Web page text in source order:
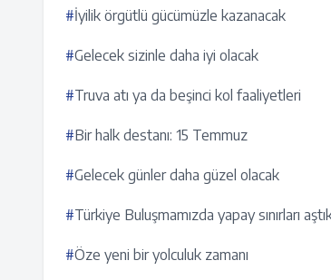
#İyilik örgütlü gücümüzle kazanacak
#Gelecek sizinle daha iyi olacak
#Truva atı ya da beşinci kol faaliyetleri
#Bir halk destanı: 15 Temmuz
#Gelecek günler daha güzel olacak
#Türkiye Buluşmamızda yapay sınırları
#Öze yeni bir yolculuk zamanı